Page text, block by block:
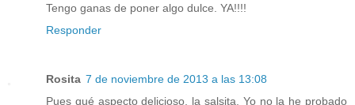
Tengo ganas de poner algo dulce. YA!!!!
Responder
Rosita 7 de noviembre de 2013 a las 13:08
Pues qué aspecto delicioso, la salsita. Yo no la he probado